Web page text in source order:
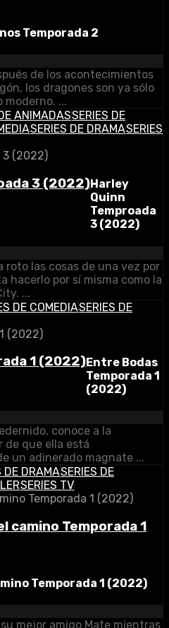
Temporada 2
de los acontecimientos
los dragones son ya sólo
moderno. ...
ANIMADASSERIES DE
SERIES DE DRAMASERIES
3 (2022)Harley
Quinn
Temproada
3 (2022)
roto las cosas de una vez por
hacerlo por sí misma como la
...
DE COMEDIASERIES DE
1 (2022)Entre Bodas
Temporada 1
(2022)
conoce a la
de que ella está
un adinerado magnate ...
DE DRAMASERIES DE
SERIES TV
camino Temporada 1
Temporada 1 (2022)
mejor amigo Mate mientras